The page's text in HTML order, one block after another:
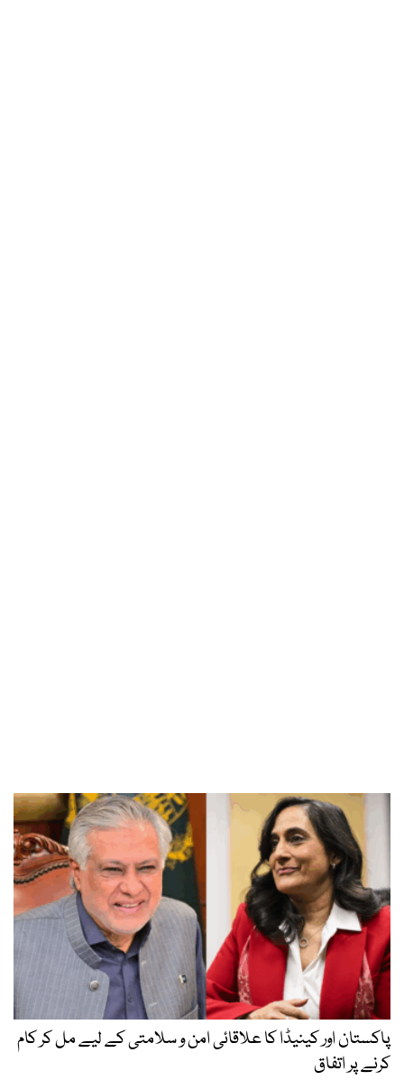
پاکستان اور کینیڈا کا علاقائی امن و سلامتی کے لیے مل کر کام
کرنے پر اتفاق